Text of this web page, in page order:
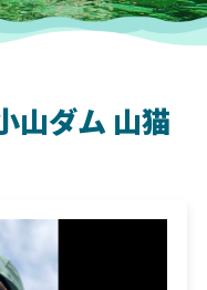
山ダム 山猫